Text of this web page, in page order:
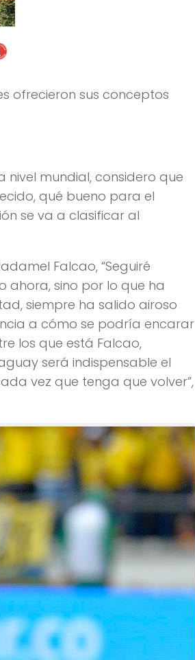
ofrecieron sus conceptos
mundial, considero que
qué bueno para el
se va a clasificar al
Falcao, “Seguiré
ahora, sino por lo que ha
siempre ha salido airoso
a cómo se podría encarar
los que está Falcao,
será indispensable el
vez que tenga que volver”,